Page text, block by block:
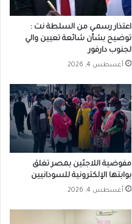
اعتذار رسمـي من السلطة نت :
توضيح بشأن شائعة تعيين والي
لجنوب دارفور
أغسطس 4, 2026
مفوضية اللاجئين بمصر تغلق
بوابتها الإلكترونية للسودانيين
أغسطس 4, 2026